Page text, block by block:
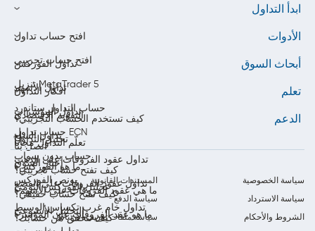
المستندات القانونية
سياسة الخصوصية
سياسة الدفع
سياسة الاسترداد
سياسة ملفات تعريف الارتباط
الشروط والأحكام
ابدأ التداول
افتح حساب تداول
افتح حساب تجريبي
تنزيل MetaTrader 5
حساب التداول ستاندرد
حساب تداول ECN
حساب بدون سواب
بونص الفوركس
الأدوات
تداول الفوركس
تداول الأسهم
تداول المؤشرات
تداول السلع
تداول عقود الفروقات على الذهب
تداول عقود الفروقات على الفضة
تداول خام غرب تكساس الوسيط
أبحاث السوق
أفكار التداول
التقويم الاقتصادي
تحليل التداول
أخبار السوق
تحليل الفوركس اليومي
التحليل الأسبوعي
تعلم
كيف تستخدم الحساب التجريبي؟
تعلّم التداول مجاناً
ما هو الفوركس؟
ما هي عقود الفروقات على الأسهم؟
ما هو عقد الفروقات على المؤشر؟
الدعم
اتصل بنا
كيف تفتح حساب تجريبي؟
كيف تفتح حساب حقيقي؟
كيف تتحقق من حسابك؟